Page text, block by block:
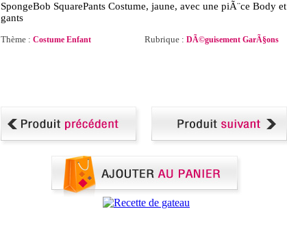
SpongeBob SquarePants Costume, jaune, avec une piÃ¨ce Body et
gants
Thème : Costume Enfant Rubrique : DÃ©guisement GarÃ§ons